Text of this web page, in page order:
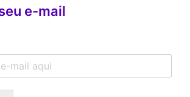
e-mail